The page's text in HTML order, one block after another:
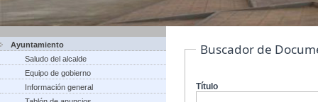
Ayuntamiento
Saludo del alcalde
Equipo de gobierno
Información general
Buscador de
Título